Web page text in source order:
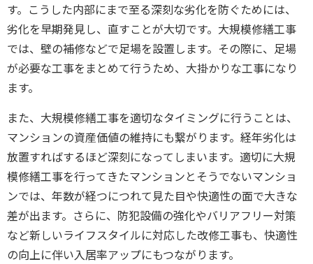
す。こうした内部にまで至る深刻な劣化を防ぐためには、
劣化を早期発見し、直すことが大切です。大規模修繕工事
では、壁の補修などで足場を設置します。その際に、足場
が必要な工事をまとめて行うため、大掛かりな工事になり
ます。
また、大規模修繕工事を適切なタイミングに行うことは、
マンションの資産価値の維持にも繋がります。経年劣化は
放置すればするほど深刻になってしまいます。適切に大規
模修繕工事を行ってきたマンションとそうでないマンショ
ンでは、年数が経つにつれて見た目や快適性の面で大きな
差が出ます。さらに、防犯設備の強化やバリアフリー対策
など新しいライフスタイルに対応した改修工事も、快適性
の向上に伴い入居率アップにもつながります。